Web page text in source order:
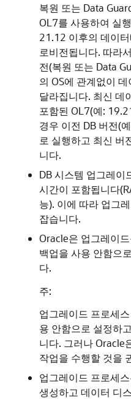
복원 또는 Data
OL7를 사용하여 실
21.12 이후의 데이
로비전됩니다. 따라
전(복원 또는 Data
의 OS에 관계없이
달라집니다. 최신 데
포함된 OL7(예:
경우 이전 DB 버전(
로 실행하고 최신 버
니다.
DB 시스템 업그레이
시간이 포함됩니다
능). 이에 따라 업그
잡습니다.
Oracle은 업그레이
백업을 사용 안함으
다.
주:
업그레이드 프로세
용 안함으로 설정하
니다. 그러나 Oracle
작업을 수행할 것을
업그레이드 프로세
생성하고 데이터 디